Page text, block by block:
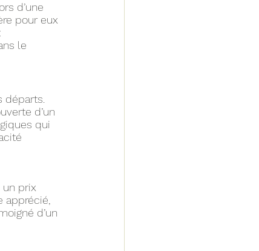
d’une
pour eux
le
départs.
d’un
qui
un prix
apprécié,
d’un